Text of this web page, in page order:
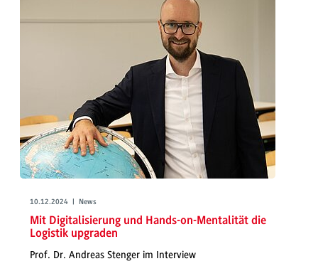
10.12.2024 | News
Mit Digitalisierung und Hands-on-Mentalität die
Logistik upgraden
Prof. Dr. Andreas Stenger im Interview